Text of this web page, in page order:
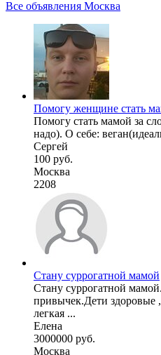
Все объявления Москва
Помогу женщине стать
Помогу стать мамой за
надо). О себе:
Сергей
100 руб.
Москва
2208
Стану суррогатной мамой
Стану суррогатной
привычек.Дети здоровые
легкая ...
Елена
3000000 руб.
Москва